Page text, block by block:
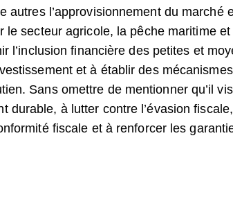
autres l’approvisionnement du marché
le secteur agricole, la pêche maritime
l’inclusion financière des petites et
et à établir des
Sans omettre de mentionner qu’il
durable, à lutter contre l’évasion
fiscale et à renforcer les